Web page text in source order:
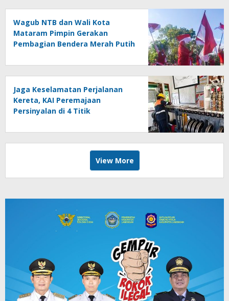
Wagub NTB dan Wali Kota
Mataram Pimpin Gerakan
Pembagian Bendera Merah Putih
Jaga Keselamatan Perjalanan
Kereta, KAI Peremajaan
Persinyalan di 4 Titik
View More